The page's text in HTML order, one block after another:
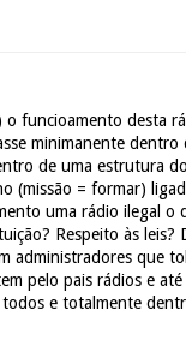
funcioamento desta
minimanente dentro
de uma estrutura
(missão = formar)
uma rádio ilegal o
Respeito às leis?
administradores que
pelo pais rádios e
e totalmente